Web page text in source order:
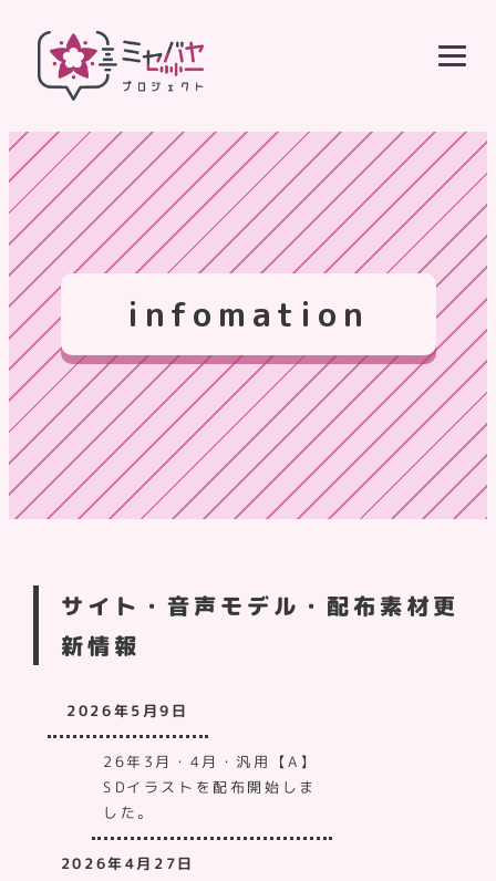
infomation
サイト・音声モデル・配布素材更
新情報
2026年5月9日
26年3月・4月・汎用【A】
SDイラストを配布開始しま
した。
2026年4月27日